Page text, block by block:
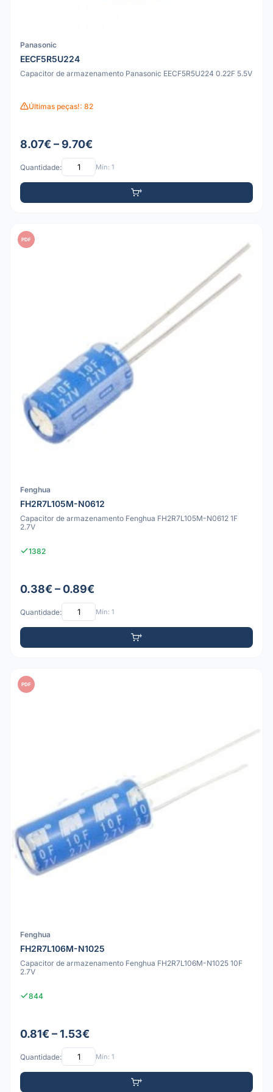
Panasonic
EECF5R5U224
Capacitor de armazenamento Panasonic EECF5R5U224 0.22F 5.5V
Últimas peças!: 82
8.07€ – 9.70€
Quantidade: Mín: 1
PDF
Fenghua
FH2R7L105M-N0612
Capacitor de armazenamento Fenghua FH2R7L105M-N0612 1F
2.7V
1382
0.38€ – 0.89€
Quantidade: Mín: 1
PDF
Fenghua
FH2R7L106M-N1025
Capacitor de armazenamento Fenghua FH2R7L106M-N1025 10F
2.7V
844
0.81€ – 1.53€
Quantidade: Mín: 1